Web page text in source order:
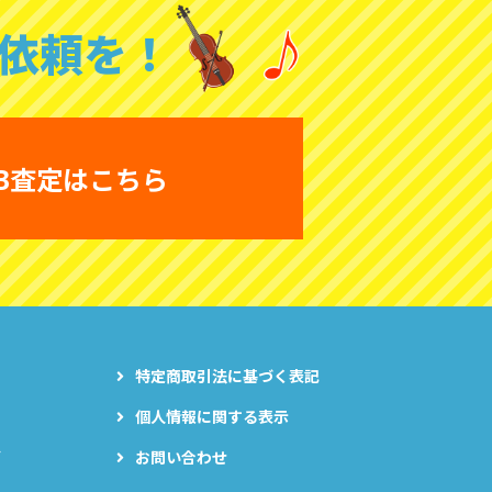
頼を！
査定はこちら
特定商取引法に基づく表記
個人情報に関する表示
お問い合わせ